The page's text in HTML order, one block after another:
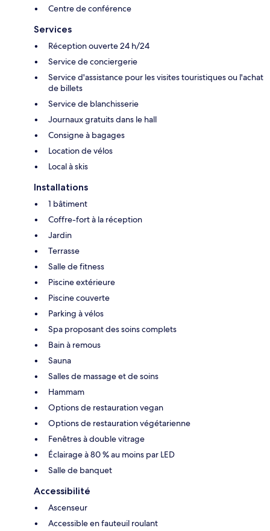
Centre de conférence
Services
Réception ouverte 24 h/24
Service de conciergerie
Service d'assistance pour les visites touristiques ou l'achat
de billets
Service de blanchisserie
Journaux gratuits dans le hall
Consigne à bagages
Location de vélos
Local à skis
Installations
1 bâtiment
Coffre-fort à la réception
Jardin
Terrasse
Salle de fitness
Piscine extérieure
Piscine couverte
Parking à vélos
Spa proposant des soins complets
Bain à remous
Sauna
Salles de massage et de soins
Hammam
Options de restauration vegan
Options de restauration végétarienne
Fenêtres à double vitrage
Éclairage à 80 % au moins par LED
Salle de banquet
Accessibilité
Ascenseur
Accessible en fauteuil roulant